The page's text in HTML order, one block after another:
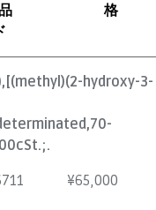
格
hydroxy-3-
¥65,000